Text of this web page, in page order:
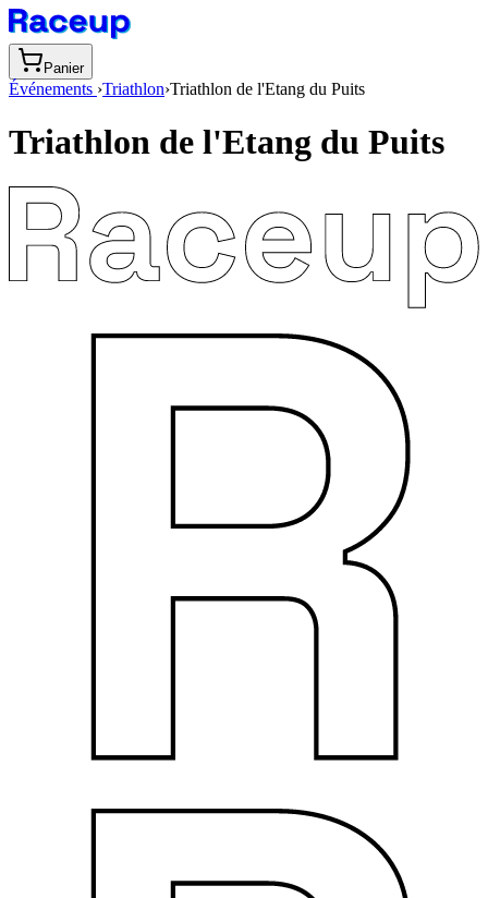
Panier
Événements ›Triathlon›Triathlon de l'Etang du Puits
Triathlon de l'Etang du Puits